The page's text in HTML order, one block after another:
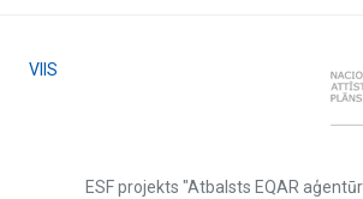
VIIS
ESF projekts "Atbalsts EQAR